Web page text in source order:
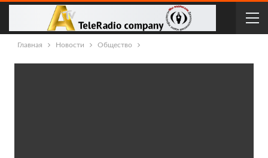
Главная Новости Общество